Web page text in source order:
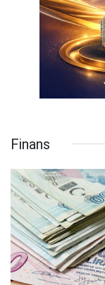
Finans